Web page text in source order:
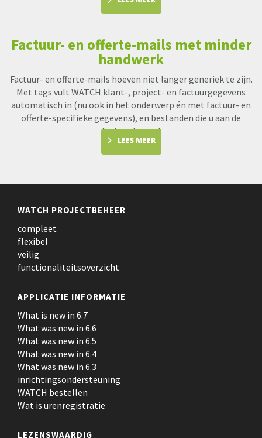
Factuur- en offerte-mails met minder
handwerk
Factuur- en offerte-mails hoeven niet langer generiek te zijn.
Met tags vult WATCH klant-, project- en factuurgegevens
automatisch in (nu ook in het onderwerp én met factuur- en
offerte-specifieke gegevens), en bestanden die u aan de
factuur koppel
LEES MEER
WATCH PROJECTBEHEER
compleet
flexibel
veilig
functionaliteitsoverzicht
APPLICATIE INFORMATIE
What is new in 6.7
What was new in 6.6
What was new in 6.5
What was new in 6.4
What was new in 6.3
inrichtingsondersteuning
WATCH bestellen
Wat is urenregistratie
LEZENSWAARDIG